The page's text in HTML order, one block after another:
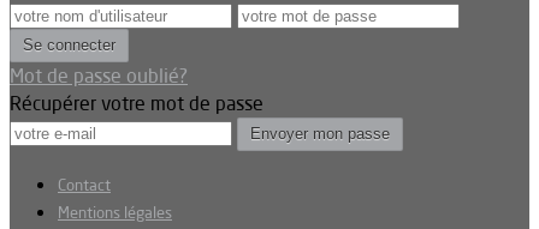
Mot de passe oublié?
Récupérer votre mot de passe
Contact
Mentions légales